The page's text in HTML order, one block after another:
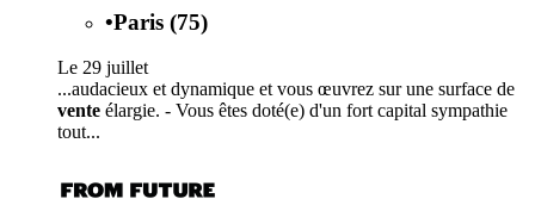
•Paris (75)
Le 29 juillet
...audacieux et dynamique et vous œuvrez sur une surface de
vente élargie. - Vous êtes doté(e) d'un fort capital sympathie
tout...